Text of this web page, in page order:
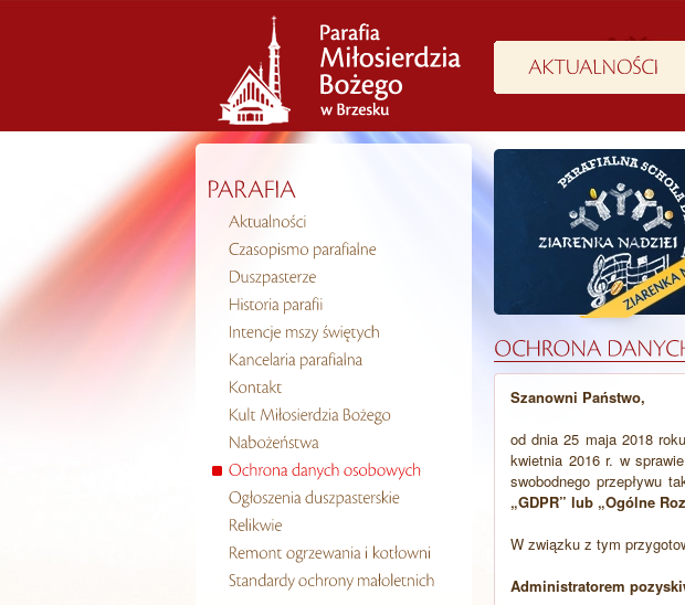
Szanowni Państwo,
od dnia 25 maja 2018
kwietnia 2016 r. w
swobodnego przepływu
„GDPR” lub „Ogólne
W związku z tym
Administratorem